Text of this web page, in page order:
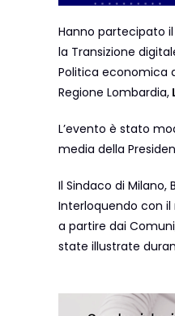
Hanno partecipato
la Transizione
Politica economica
Regione Lombardia,
L’evento è stato
media della
Il Sindaco di
Interloquendo con il
a partire dai
state illustrate